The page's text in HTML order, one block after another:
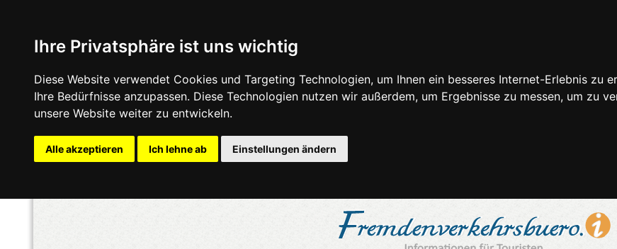
Ihre Privatsphäre ist uns wichtig
Diese Website verwendet Cookies und Targeting Technologien, um Ihnen ein besseres Internet-Erlebnis zu
Ihre Bedürfnisse anzupassen. Diese Technologien nutzen wir außerdem, um Ergebnisse zu messen, um zu
unsere Website weiter zu entwickeln.
Alle akzeptieren Ich lehne ab Einstellungen ändern